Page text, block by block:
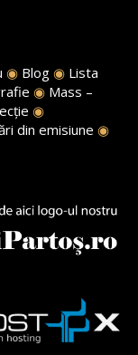
◉ Blog ◉ Lista
◉ Mass –
◉
din emisiune ◉